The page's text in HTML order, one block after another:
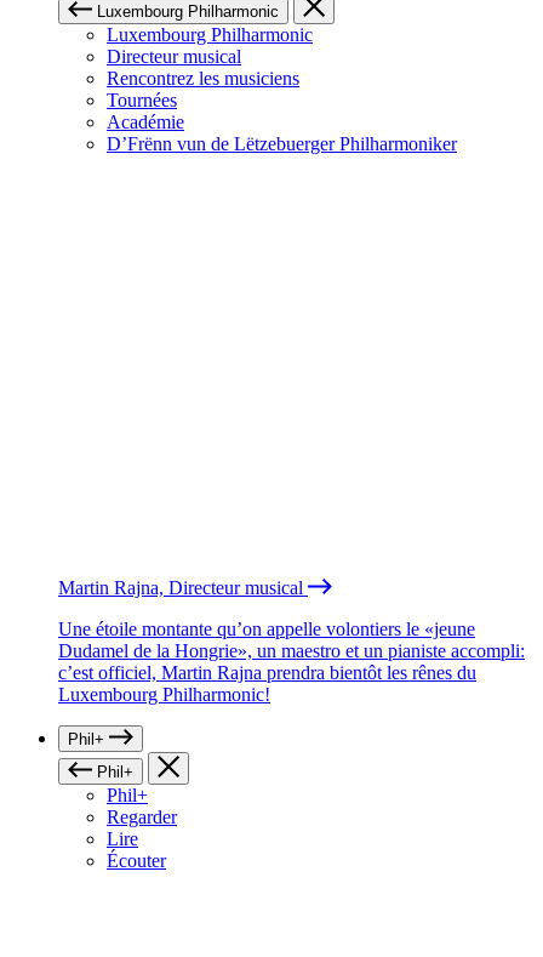
Luxembourg Philharmonic
Luxembourg Philharmonic
Directeur musical
Rencontrez les musiciens
Tournées
Académie
D’Frënn vun de Lëtzebuerger Philharmoniker
Martin Rajna, Directeur musical
Une étoile montante qu’on appelle volontiers le «jeune
Dudamel de la Hongrie», un maestro et un pianiste accompli:
c’est officiel, Martin Rajna prendra bientôt les rênes du
Luxembourg Philharmonic!
Phil+
Phil+
Phil+
Regarder
Lire
Écouter